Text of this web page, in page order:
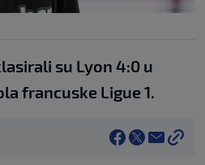
su Lyon 4:0 u
francuske Ligue 1.